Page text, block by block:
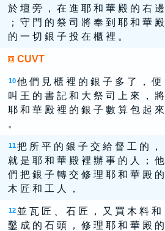
於 壇 旁 ， 在 進 耶 和 華 殿 的 右 邊
； 守 門 的 祭 司 將 奉 到 耶 和 華 殿
的 一 切 銀 子 投 在 櫃 裡 。
CUVT
10 他 們 見 櫃 裡 的 銀 子 多 了 ， 便
叫 王 的 書 記 和 大 祭 司 上 來 ， 將
耶 和 華 殿 裡 的 銀 子 數 算 包 起 來
。
11 把 所 平 的 銀 子 交 給 督 工 的 ，
就 是 耶 和 華 殿 裡 辦 事 的 人 ； 他
們 把 銀 子 轉 交 修 理 耶 和 華 殿 的
木 匠 和 工 人 ，
12 並 瓦 匠 、 石 匠 ， 又 買 木 料 和
鑿 成 的 石 頭 ， 修 理 耶 和 華 殿 的